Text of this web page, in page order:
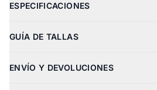
ESPECIFICACIONES
GUÍA DE TALLAS
ENVÍO Y DEVOLUCIONES